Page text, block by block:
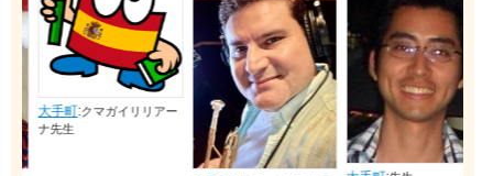
大手町:クマガイリリアー
ナ先生